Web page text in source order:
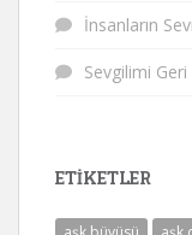
İnsanların
Sevgilimi
ETIKETLER